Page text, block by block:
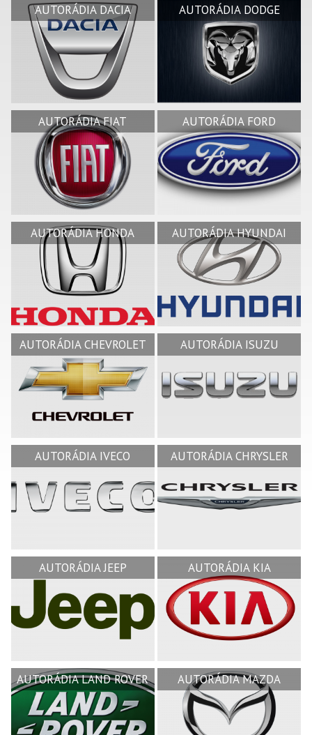
AUTORÁDIA DACIA AUTORÁDIA DODGE
AUTORÁDIA FIAT AUTORÁDIA FORD
AUTORÁDIA HONDA AUTORÁDIA HYUNDAI
AUTORÁDIA CHEVROLET AUTORÁDIA ISUZU
AUTORÁDIA IVECO AUTORÁDIA CHRYSLER
AUTORÁDIA JEEP AUTORÁDIA KIA
AUTORÁDIA LAND ROVER AUTORÁDIA MAZDA